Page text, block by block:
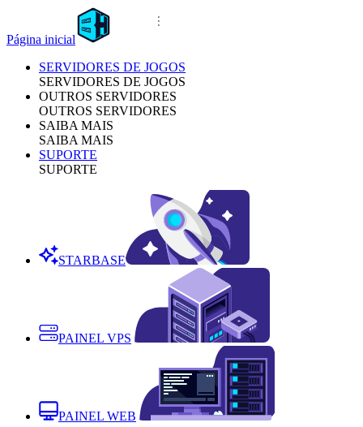
Página inicial
SERVIDORES DE JOGOS
SERVIDORES DE JOGOS
OUTROS SERVIDORES
OUTROS SERVIDORES
SAIBA MAIS
SAIBA MAIS
SUPORTE
SUPORTE
STARBASE
PAINEL VPS
PAINEL WEB